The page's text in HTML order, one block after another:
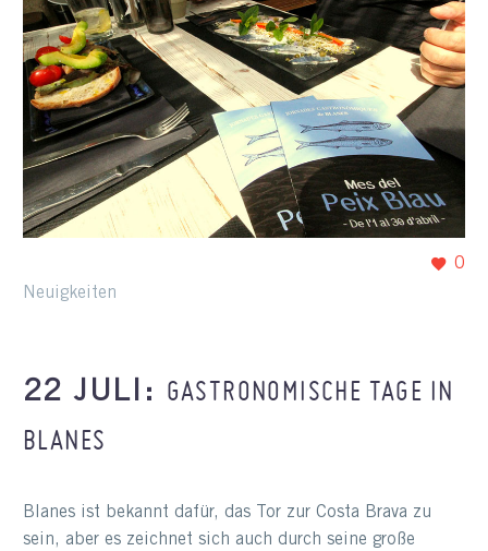
0
Neuigkeiten
22 JULI: GASTRONOMISCHE TAGE IN
BLANES
Blanes ist bekannt dafür, das Tor zur Costa Brava zu
sein, aber es zeichnet sich auch durch seine große